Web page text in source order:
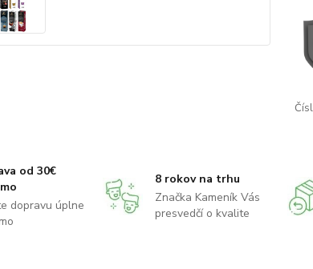
od 30€
dopravu úplne
8 rokov na trhu
Značka Kameník Vás
presvedčí o kvalite